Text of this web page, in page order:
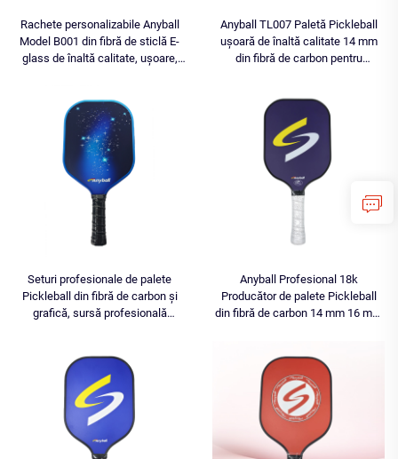
Rachete personalizabile Anyball
Model B001 din fibră de sticlă E-
glass de înaltă calitate, ușoare,
Anyball TL007 Paletă Pickleball
ușoară de înaltă calitate 14 mm
din fibră de carbon pentru
Seturi profesionale de palete
Pickleball din fibră de carbon și
grafică, sursă profesională
Anyball Profesional 18k
Producător de palete Pickleball
din fibră de carbon 14 mm 16 mm